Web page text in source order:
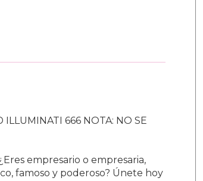
666 NOTA: NO SE
empresario o empresaria,
famoso y poderoso? Únete hoy